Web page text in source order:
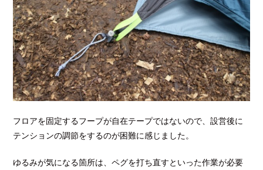
フロアを固定するフープが自在テープではないので、設営後に
テンションの調節をするのが困難に感じました。
ゆるみが気になる箇所は、ペグを打ち直すといった作業が必要